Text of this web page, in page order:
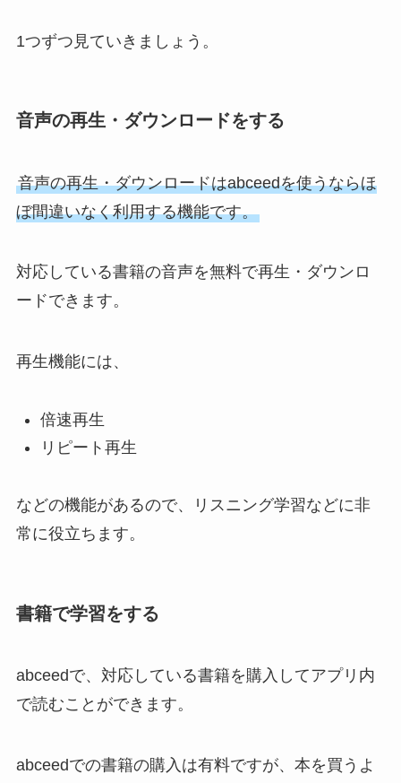
1つずつ見ていきましょう。
音声の再生・ダウンロードをする
音声の再生・ダウンロードはabceedを使うならほ
ぼ間違いなく利用する機能です。
対応している書籍の音声を無料で再生・ダウンロ
ードできます。
再生機能には、
倍速再生
リピート再生
などの機能があるので、リスニング学習などに非
常に役立ちます。
書籍で学習をする
abceedで、対応している書籍を購入してアプリ内
で読むことができます。
abceedでの書籍の購入は有料ですが、本を買うよ